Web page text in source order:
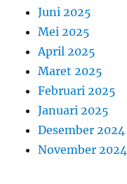
Juni 2025
Mei 2025
April 2025
Maret 2025
Februari 2025
Januari 2025
Desember 2024
November 2024